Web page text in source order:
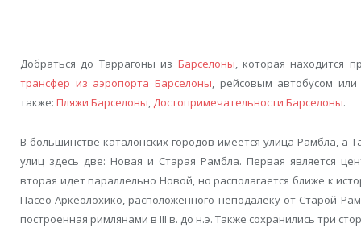
Добраться до Таррагоны из Барселоны, которая находится
трансфер из аэропорта Барселоны, рейсовым автобусом
также: Пляжи Барселоны, Достопримечательности Барселоны.
В большинстве каталонских городов имеется улица Рамбла, а
улиц здесь две: Новая и Старая Рамбла. Первая является
вторая идет параллельно Новой, но располагается ближе к
Пасео-Аркеолохико, расположенного неподалеку от Старой
построенная римлянами в III в. до н.э. Также сохранились три